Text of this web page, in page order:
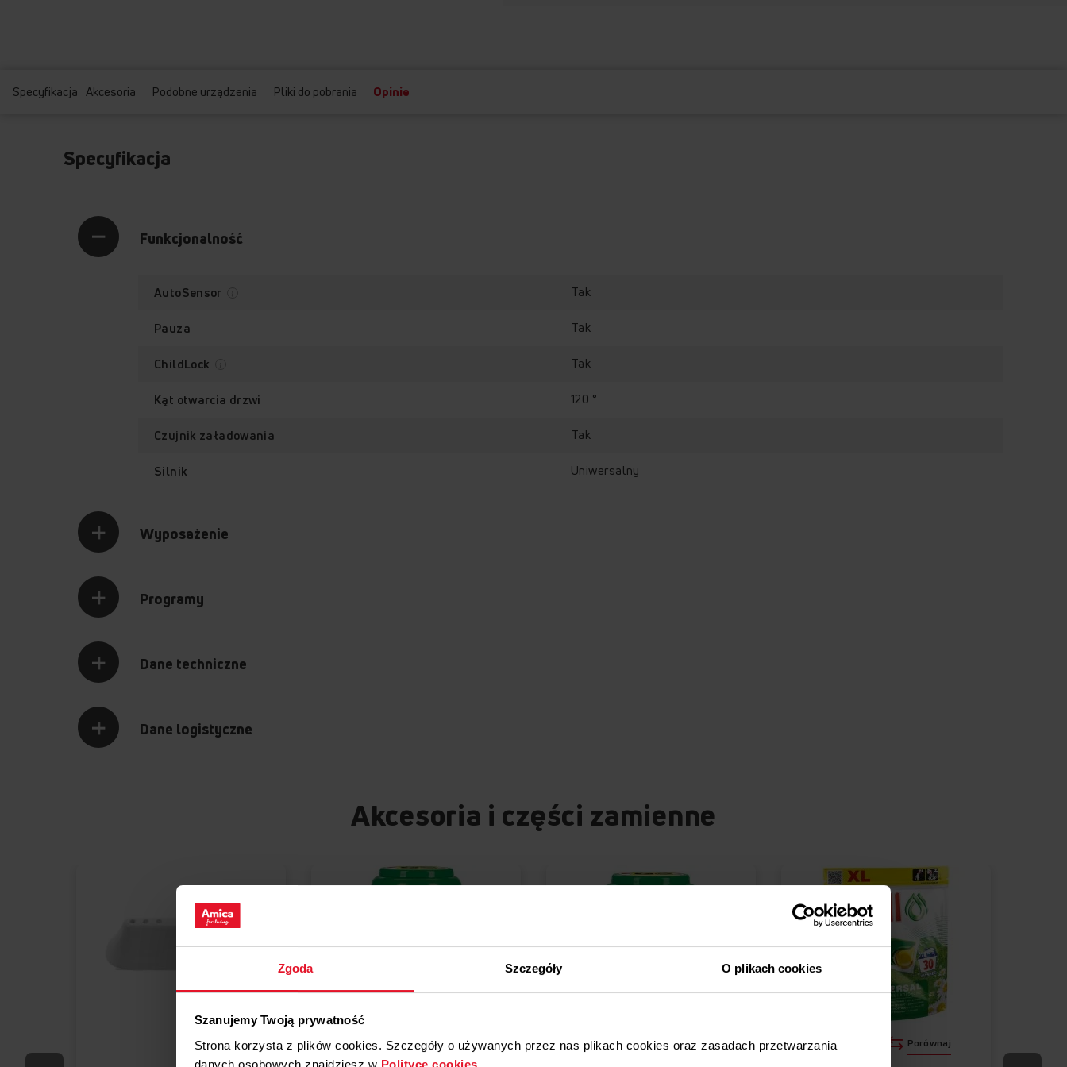
Zgoda Szczegóły O plikach cookies
Szanujemy Twoją prywatność
Strona korzysta z plików cookies. Szczegóły o używanych przez nas plikach cookies oraz zasadach przetwarzania
danych osobowych znajdziesz w Polityce cookies.
Specyfikacja Akcesoria Podobne urządzenia Pliki do pobrania Opinie
Specyfikacja
Funkcjonalność
AutoSensor Tak
Pauza Tak
ChildLock Tak
Kąt otwarcia drzwi 120 °
Czujnik załadowania Tak
Silnik Uniwersalny
Wyposażenie
Programy
Dane techniczne
Dane logistyczne
Akcesoria i części zamienne
Porównaj Porównaj Porównaj Porównaj